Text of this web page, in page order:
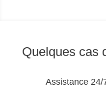
Quelques cas
Assistance 24/